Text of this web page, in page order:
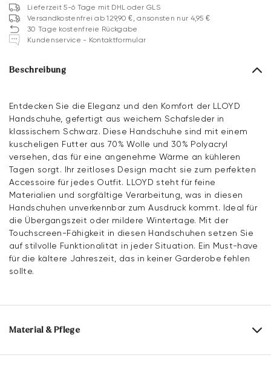
Lieferzeit 5-6 Tage mit DHL oder GLS
Versandkostenfrei ab 129,90 €, ansonsten nur 4,95 €
30 Tage kostenfreie Rückgabe
Kundenservice - Kontaktformular
Beschreibung
Entdecken Sie die Eleganz und den Komfort der LLOYD
Handschuhe, gefertigt aus weichem Schafsleder in
klassischem Schwarz. Diese Handschuhe sind mit einem
kuscheligen Futter aus 70% Wolle und 30% Polyacryl
versehen, das für eine angenehme Wärme an kühleren
Tagen sorgt. Ihr zeitloses Design macht sie zum perfekten
Accessoire für jedes Outfit. LLOYD steht für feine
Materialien und sorgfältige Verarbeitung, was in diesen
Handschuhen unverkennbar zum Ausdruck kommt. Ideal für
die Übergangszeit oder mildere Wintertage. Mit der
Touchscreen-Fähigkeit in diesen Handschuhen setzen Sie
auf stilvolle Funktionalität in jeder Situation. Ein Must-have
für die kältere Jahreszeit, das in keiner Garderobe fehlen
sollte.
Material & Pflege
Obermaterial: Glattleder